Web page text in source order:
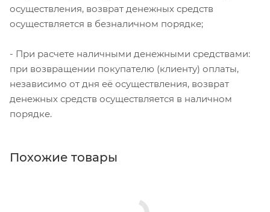
осуществления, возврат денежных средств
осуществляется в безналичном порядке;
- При расчете наличными денежными средствами:
при возвращении покупателю (клиенту) оплаты,
независимо от дня её осуществления, возврат
денежных средств осуществляется в наличном
порядке.
Похожие товары